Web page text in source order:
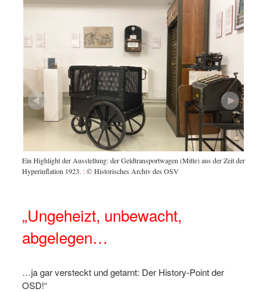
Ein Highlight der Ausstellung: der Geldtransportwagen (Mitte) aus der Zeit der
Hyperinflation 1923. :© Historisches Archiv des OSV
„Ungeheizt, unbewacht,
abgelegen…
…ja gar versteckt und getarnt: Der History-Point der
OSD!“